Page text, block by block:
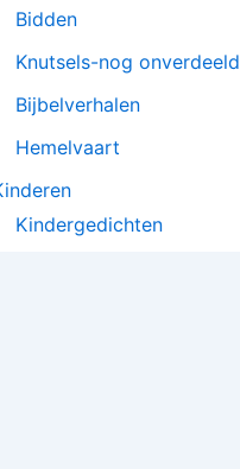
Bidden
Knutsels-nog onverdeeld
Bijbelverhalen
Hemelvaart
Kindergedichten